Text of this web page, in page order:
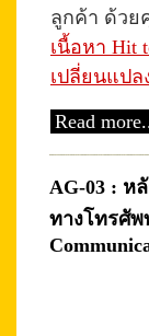
ลูกค้า ด้วย
เนื้อหา Hit
เปลี่ยนแปล
Read
AG-03 : ห
ทางโทรศัพ